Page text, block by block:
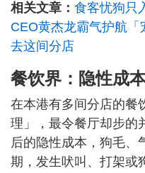
相关文章： 食客忧狗只
CEO黄杰龙霸气护航
去这间分店
餐饮界：隐性成
在本港有多间分店的餐
理」，最令餐厅却步的
后的隐性成本，狗毛、
期，发生吠叫、打架或